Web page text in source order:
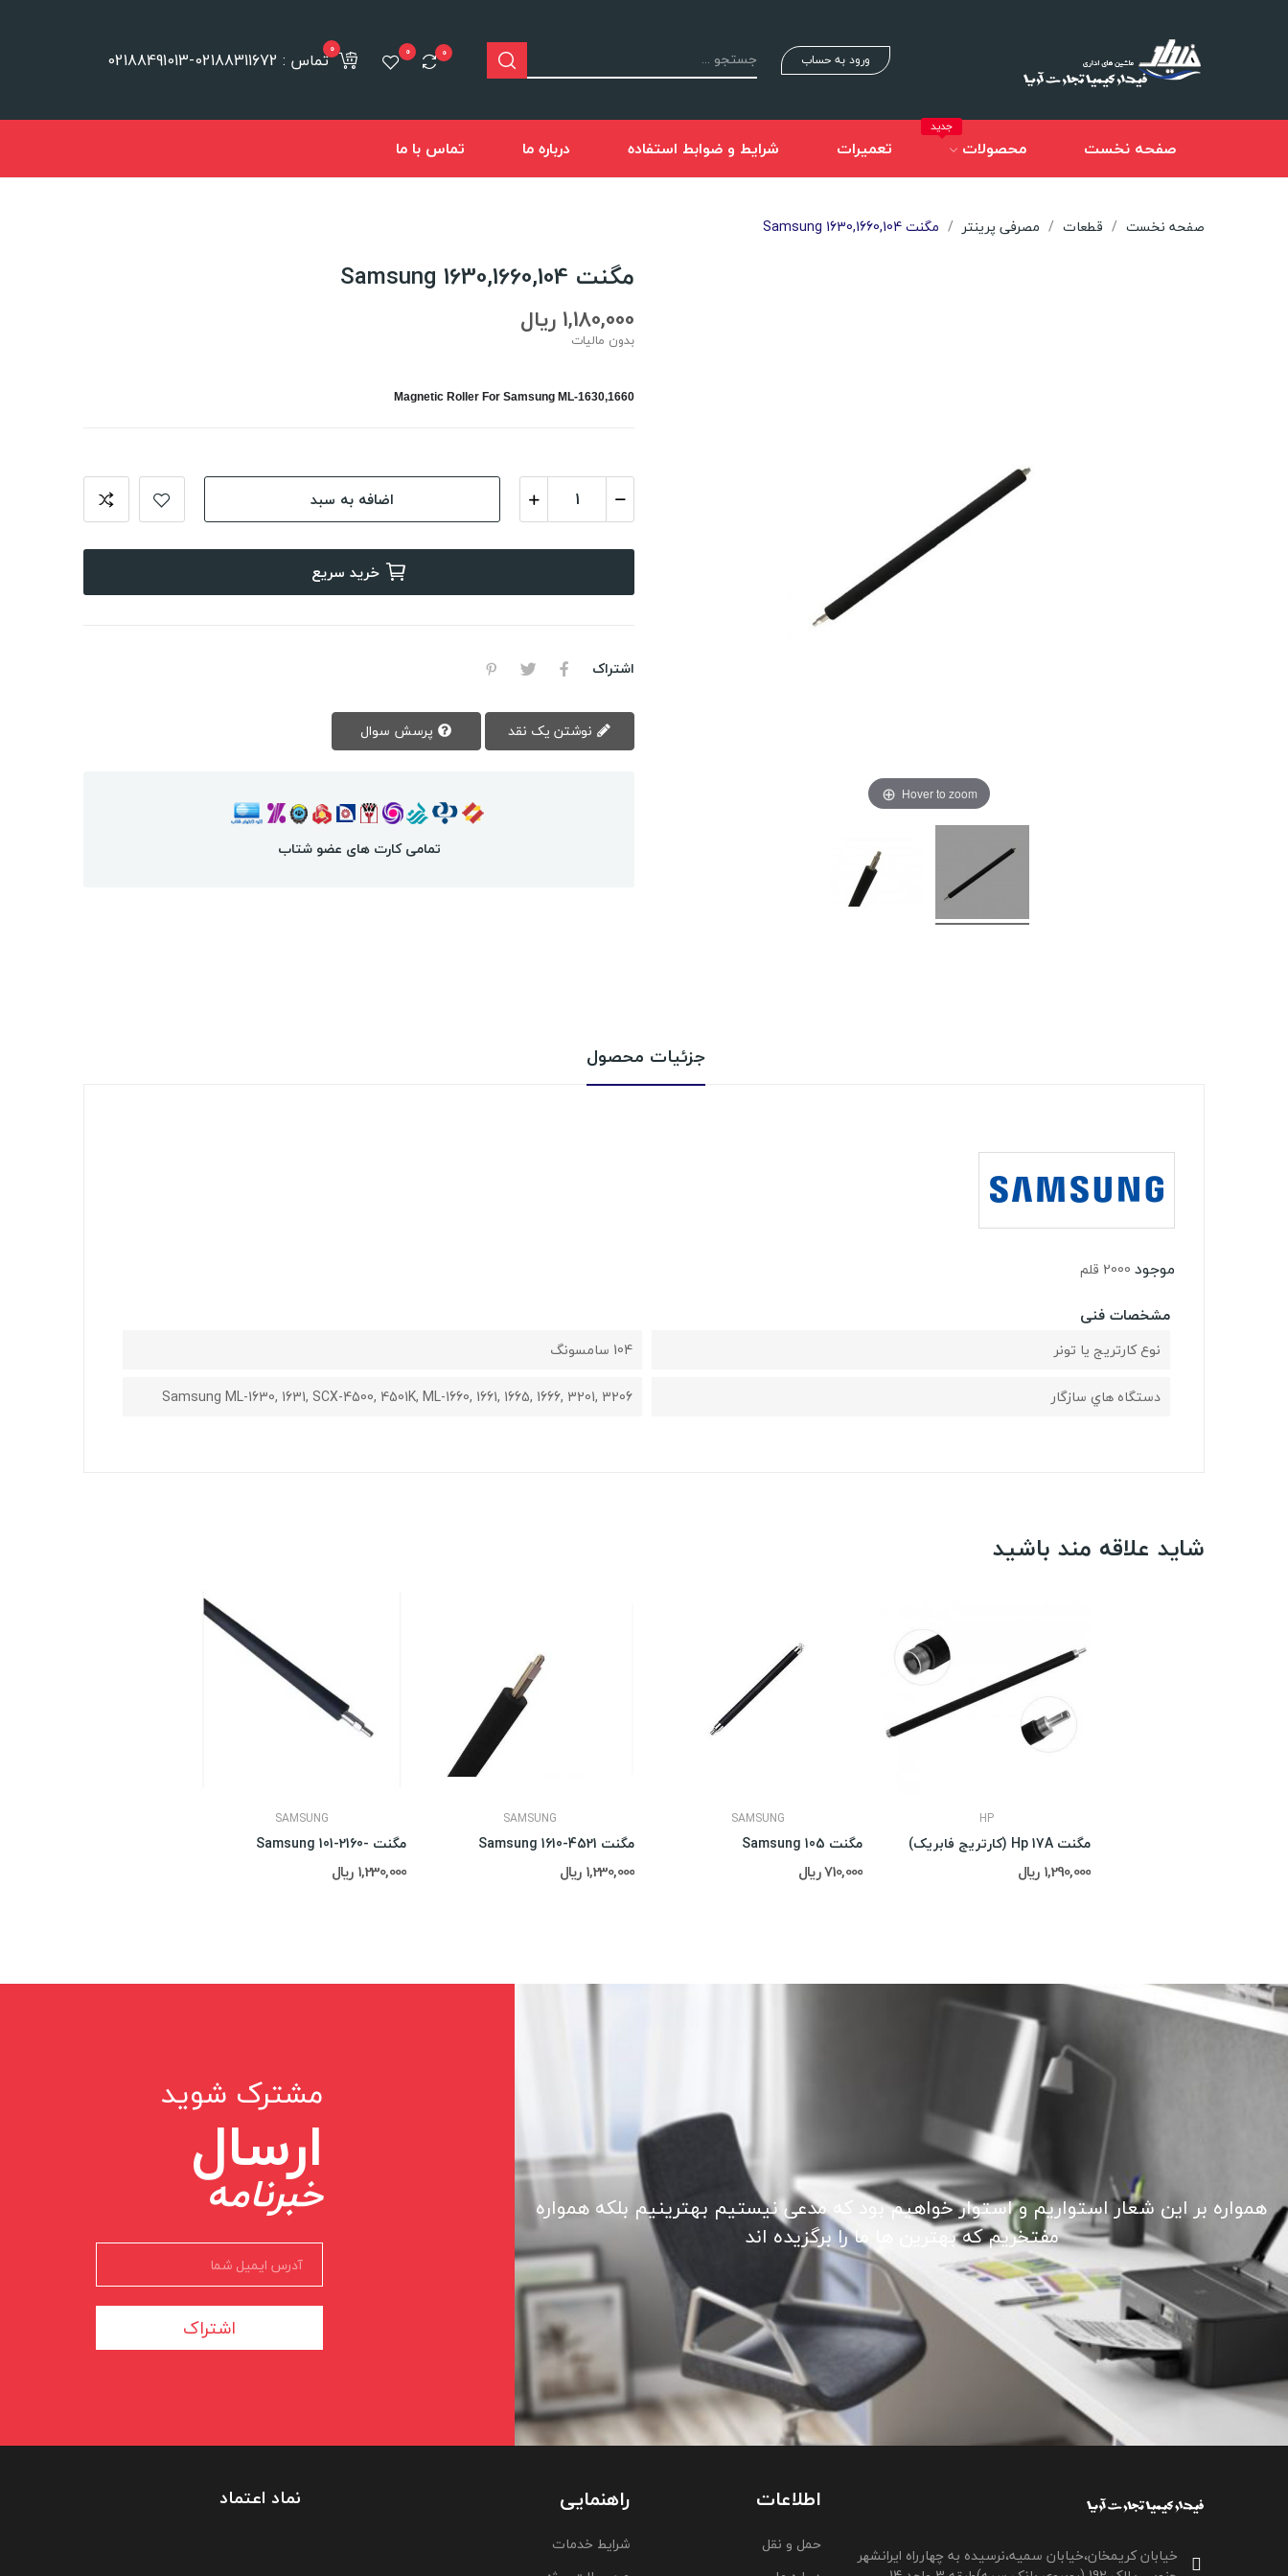
ورود به حساب 0
0 تماس : 02188311672-021884910130
صفحه نخست محصولات
جدید
تعمیرات شرایط و ضوابط استفاده درباره ما تماس با ما
صفحه نخست قطعات مصرفی پرینتر مگنت Samsung 1630,1660,104
Hover to zoom
مگنت Samsung 1630,1660,104
1,180,000 ریال
بدون مالیات
Magnetic Roller For Samsung ML-1630,1660
اضافه به سبد
خرید سریع
اشتراک
تمامی کارت های عضو شتاب
جزئیات محصول
موجود 2000 قلم
مشخصات فنی
نوع کارتریج یا تونر
104 سامسونگ
دستگاه هاي سازگار
Samsung ML-1630, 1631, SCX-4500, 4501K, ML-1660, 1661, 1665, 1666, 3201, 3206
شاید علاقه مند باشید
SAMSUNG
مگنت -2160-Samsung 101
1,230,000 ریال
SAMSUNG
مگنت 4521-Samsung 1610
1,230,000 ریال
SAMSUNG
مگنت Samsung 105
710,000 ریال
HP
مگنت Hp 17A (کارتریج فابریک)
1,290,000 ریال
همواره بر این شعار استواریم و استوار خواهیم بود که مدعی نیستیم بهترینیم بلکه همواره
مفتخریم که بهترین ها ما را برگزیده اند
مشترک شوید
ارسال
خبرنامه
اشتراک
خیابان کریمخان،خیابان سمیه،نرسیده به چهارراه ایرانشهر
اطلاعات
حمل و نقل
راهنمایی
شرایط خدمات
نماد اعتماد